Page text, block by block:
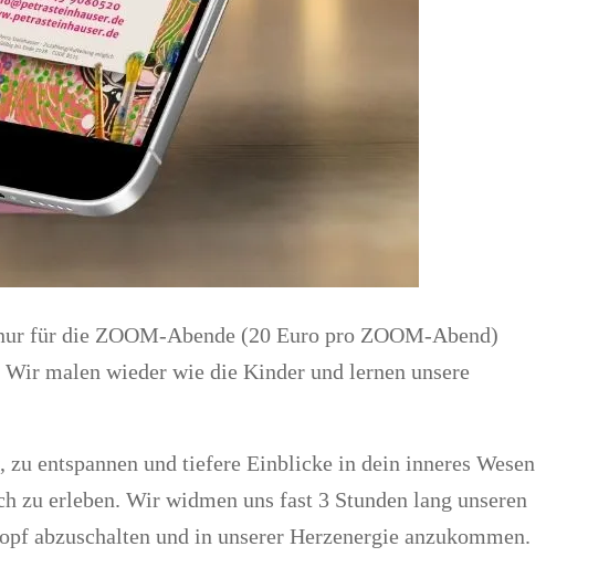
für die ZOOM-Abende (20 Euro pro ZOOM-Abend)
malen wieder wie die Kinder und lernen unsere
entspannen und tiefere Einblicke in dein inneres Wesen
zu erleben. Wir widmen uns fast 3 Stunden lang unseren
abzuschalten und in unserer Herzenergie anzukommen.